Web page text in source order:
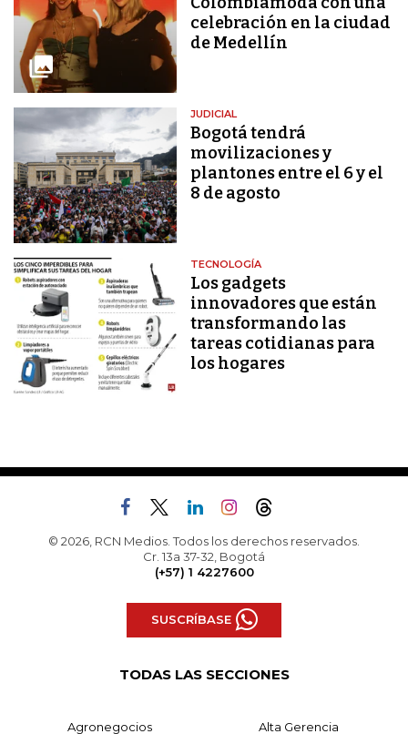
celebración en la ciudad
de Medellín
JUDICIAL
Bogotá tendrá
movilizaciones y
plantones entre el 6 y el
8 de agosto
TECNOLOGÍA
Los gadgets
innovadores que están
transformando las
tareas cotidianas para
los hogares
© 2026, RCN Medios. Todos los derechos reservados.
Cr. 13a 37-32, Bogotá
(+57) 1 4227600
SUSCRÍBASE
TODAS LAS SECCIONES
Agronegocios Alta Gerencia